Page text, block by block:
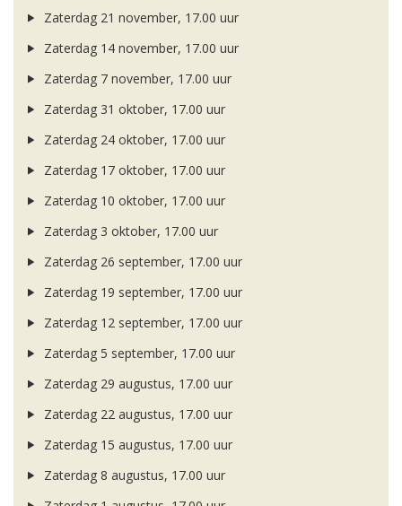
Zaterdag 21 november, 17.00 uur
Zaterdag 14 november, 17.00 uur
Zaterdag 7 november, 17.00 uur
Zaterdag 31 oktober, 17.00 uur
Zaterdag 24 oktober, 17.00 uur
Zaterdag 17 oktober, 17.00 uur
Zaterdag 10 oktober, 17.00 uur
Zaterdag 3 oktober, 17.00 uur
Zaterdag 26 september, 17.00 uur
Zaterdag 19 september, 17.00 uur
Zaterdag 12 september, 17.00 uur
Zaterdag 5 september, 17.00 uur
Zaterdag 29 augustus, 17.00 uur
Zaterdag 22 augustus, 17.00 uur
Zaterdag 15 augustus, 17.00 uur
Zaterdag 8 augustus, 17.00 uur